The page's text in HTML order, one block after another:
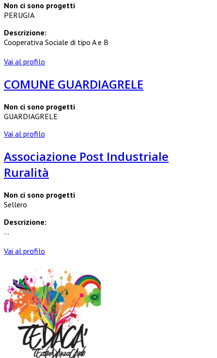
Non ci sono progetti
PERUGIA
Descrizione:
Cooperativa Sociale di tipo A e B
Vai al profilo
COMUNE GUARDIAGRELE
Non ci sono progetti
GUARDIAGRELE
Vai al profilo
Associazione Post Industriale
Ruralità
Non ci sono progetti
Sellero
Descrizione:
...
Vai al profilo